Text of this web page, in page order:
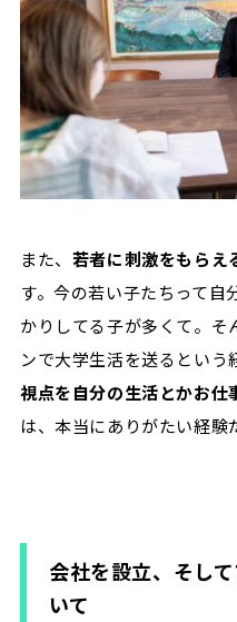
また、 若者に刺激をもらえ
す。今の若い子たちって自
かりしてる子が多くて。そ
ンで大学生活を送るという
視点を自分の生活とかお仕
は、本当にありがたい経験
会社を設立、そし
いて